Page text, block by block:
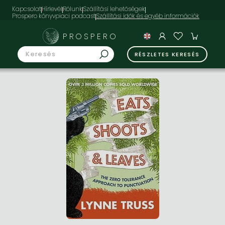
KapcsolatHírlevélRólunkSzállítási lehetőségek
Prospero könyvpiaci podcast
PROSPERO
RÉSZLETES KERESÉS